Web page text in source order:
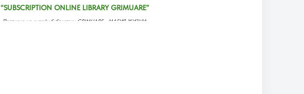
“SUBSCRIPTION ONLINE LIBRARY GRIMUARE”
Подписка на онлайн библиотеку GRIMUARE - МАГИЯ ЖИЗНИ.